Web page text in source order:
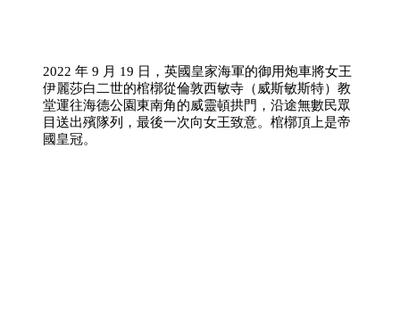
2022 年 9 月 19 日，英國皇家海軍的御用炮車將女王
伊麗莎白二世的棺槨從倫敦西敏寺（威斯敏斯特）教
堂運往海德公園東南角的威靈頓拱門，沿途無數民眾
目送出殯隊列，最後一次向女王致意。棺槨頂上是帝
國皇冠。